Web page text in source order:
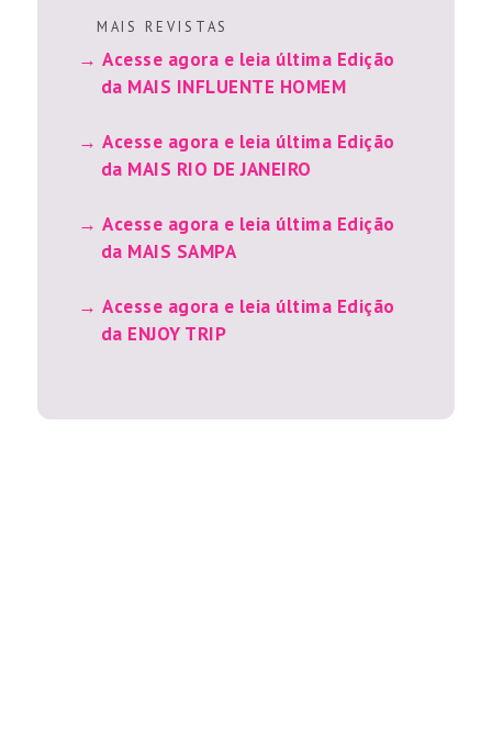
M A I S R E V I S T A S
Acesse agora e leia última Edição
da MAIS INFLUENTE HOMEM
Acesse agora e leia última Edição
da MAIS RIO DE JANEIRO
Acesse agora e leia última Edição
da MAIS SAMPA
Acesse agora e leia última Edição
da ENJOY TRIP